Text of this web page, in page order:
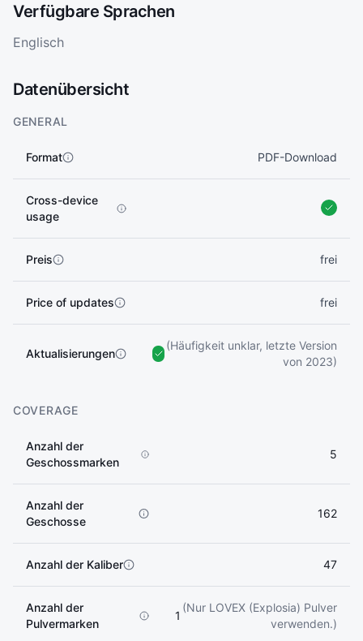
Verfügbare Sprachen
Englisch
Datenübersicht
GENERAL
Format PDF-Download
Cross-device
usage
Preis frei
Price of updates frei
Aktualisierungen
(Häufigkeit unklar, letzte Version
von 2023)
COVERAGE
Anzahl der
Geschossmarken
5
Anzahl der
Geschosse
162
Anzahl der Kaliber 47
Anzahl der
Pulvermarken
1
(Nur LOVEX (Explosia) Pulver
verwenden.)